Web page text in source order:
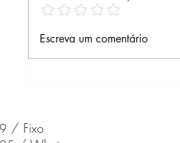
Assembleia Geral
Escreva um comentário
/ Fixo